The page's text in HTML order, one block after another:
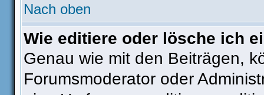
Nach oben
Wie editiere oder lösche ich
Genau wie mit den Beiträgen,
Forumsmoderator oder